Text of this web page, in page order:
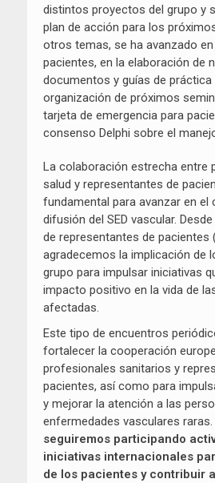
distintos proyectos del grupo y
plan de acción para los
otros temas, se ha avanzado
pacientes, en la elaboración de
documentos y guías de práctica
organización de próximos
tarjeta de emergencia para
consenso Delphi sobre el
La colaboración estrecha entre
salud y representantes de
fundamental para avanzar en el
difusión del SED vascular.
de representantes de pacientes
agradecemos la implicación de
grupo para impulsar iniciativas
impacto positivo en la vida de
afectadas.
Este tipo de encuentros
fortalecer la cooperación
profesionales sanitarios y
pacientes, así como para
y mejorar la atención a las
enfermedades vasculares raras.
seguiremos participando
iniciativas internacionales
de los pacientes y contribuir